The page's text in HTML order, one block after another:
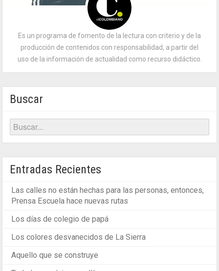
Es un programa de fomento de la lectura con criterio y de la
producción de contenidos con responsabilidad, a partir del
uso de la información de actualidad como recurso didáctico.
Buscar
Entradas Recientes
Las calles no están hechas para las personas, entonces,
Prensa Escuela hace nuevas rutas
Los días de colegio de papá
Los colores desvanecidos de La Sierra
Aquello que se construye